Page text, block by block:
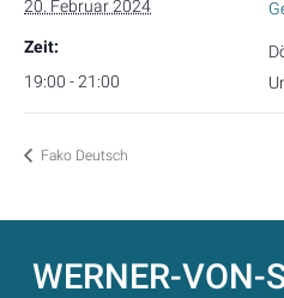
20. Februar 2024
Zeit:
19:00 - 21:00
Fako Deutsch
WERNER-VON-